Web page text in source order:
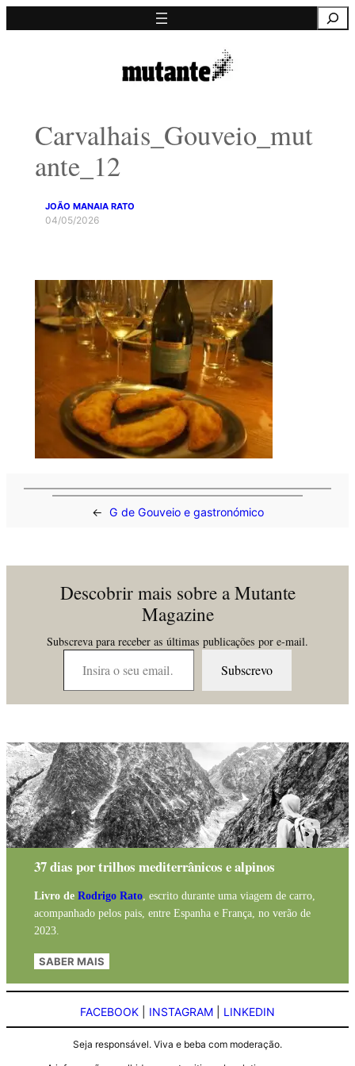
para
Carvalhais_Gouveio_mut
ante_12
JOÃO MANAIA RATO
04/05/2026
← G de Gouveio e gastronómico
Descobrir mais sobre a Mutante
Magazine
Subscreva para receber as últimas publicações por e-mail.
Insira o seu email…
Subscrevo
37 dias por trilhos mediterrânicos e alpinos
Livro de Rodrigo Rato, escrito durante uma viagem de carro,
acompanhado pelos pais, entre Espanha e França, no verão de
2023.
SABER MAIS
FACEBOOK INSTAGRAM LINKEDIN
Seja responsável. Viva e beba com moderação.